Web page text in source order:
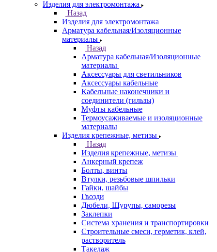
Изделия для электромонтажа
Назад
Изделия для электромонтажа
Арматура кабельная/Изоляционные
материалы
Назад
Арматура кабельная/Изоляционные
материалы
Аксессуары для светильников
Аксессуары кабельные
Кабельные наконечники и
соединители (гильзы)
Муфты кабельные
Термоусаживаемые и изоляционные
материалы
Изделия крепежные, метизы
Назад
Изделия крепежные, метизы
Анкерный крепеж
Болты, винты
Втулки, резьбовые шпильки
Гайки, шайбы
Гвозди
Дюбели, Шурупы, саморезы
Заклепки
Система хранения и транспортировки
Строительные смеси, герметик, клей,
растворитель
Такелаж